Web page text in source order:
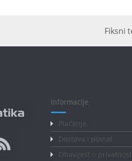
Fiksni
Informacije
Plaćanje
Dostava i povrat
Obavijest o